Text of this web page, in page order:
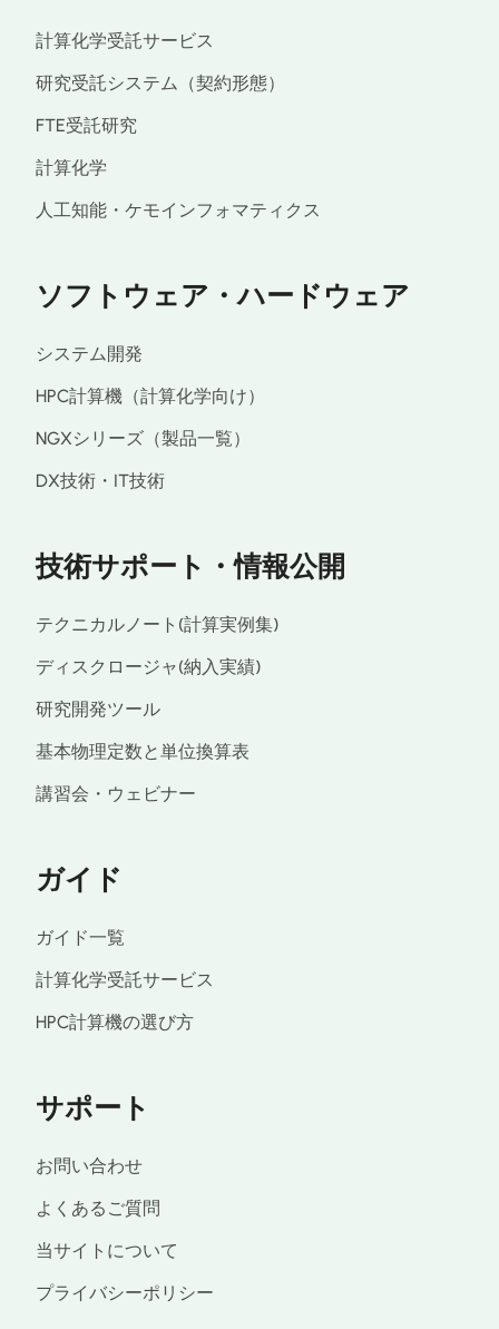
計算化学受託サービス
研究受託システム（契約形態）
FTE受託研究
計算化学
人工知能・ケモインフォマティクス
ソフトウェア・ハードウェア
システム開発
HPC計算機（計算化学向け）
NGXシリーズ（製品一覧）
DX技術・IT技術
技術サポート・情報公開
テクニカルノート(計算実例集)
ディスクロージャ(納入実績)
研究開発ツール
基本物理定数と単位換算表
講習会・ウェビナー
ガイド
ガイド一覧
計算化学受託サービス
HPC計算機の選び方
サポート
お問い合わせ
よくあるご質問
当サイトについて
プライバシーポリシー